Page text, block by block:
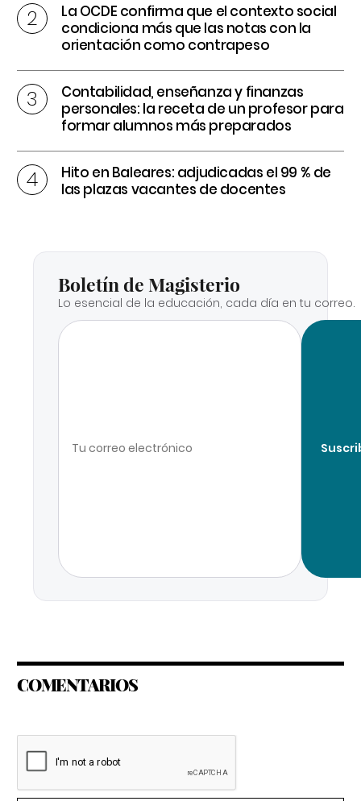
La OCDE confirma que el contexto social
condiciona más que las notas con la
orientación como contrapeso
Contabilidad, enseñanza y finanzas
personales: la receta de un profesor para
formar alumnos más preparados
Hito en Baleares: adjudicadas el 99 % de
las plazas vacantes de docentes
Boletín de Magisterio
Lo esencial de la educación, cada día en tu correo.
COMENTARIOS